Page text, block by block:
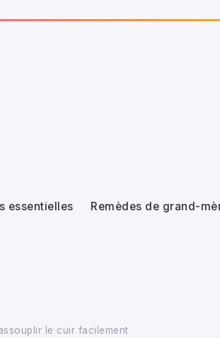
essentielles Remèdes de grand-
le cuir facilement